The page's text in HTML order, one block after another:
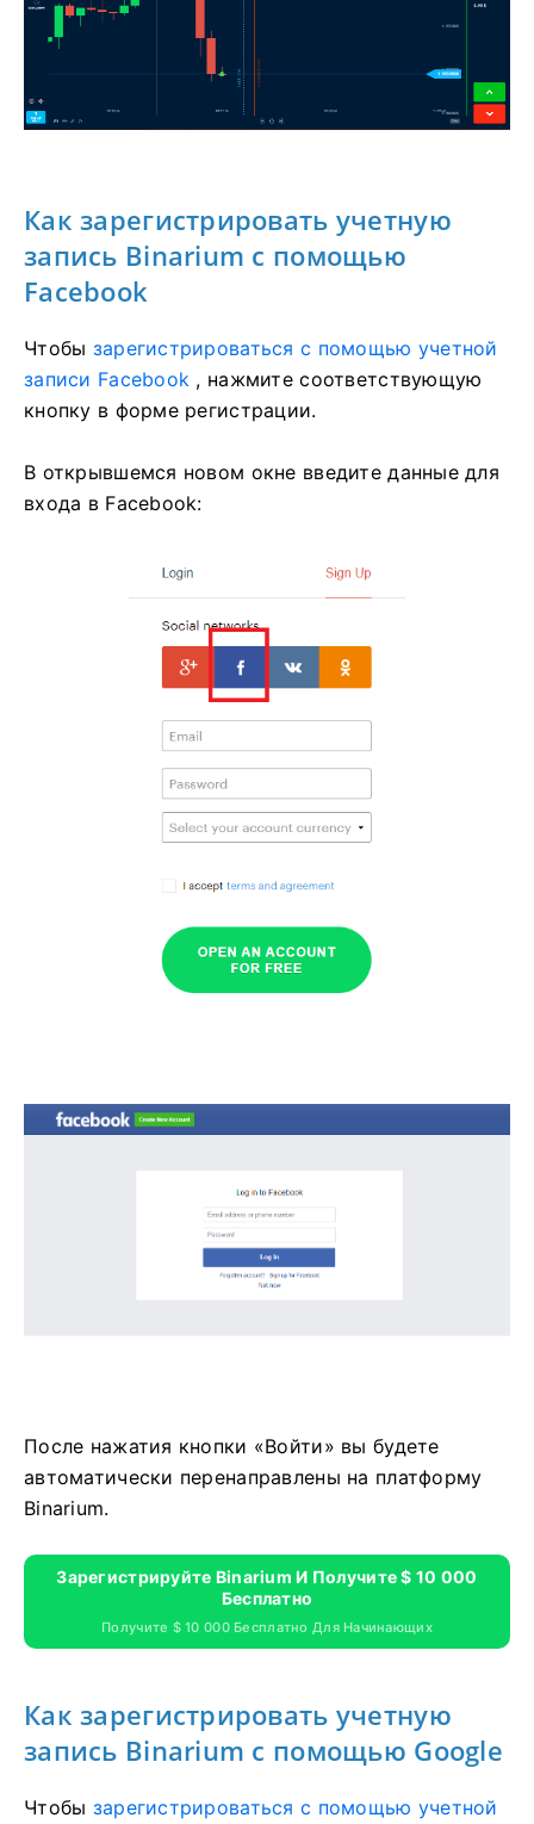
Как зарегистрировать учетную
запись Binarium с помощью
Facebook
Чтобы зарегистрироваться с помощью учетной
записи Facebook , нажмите соответствующую
кнопку в форме регистрации.
В открывшемся новом окне введите данные для
входа в Facebook:
После нажатия кнопки «Войти» вы будете
автоматически перенаправлены на платформу
Binarium.
Зарегистрируйте Binarium И Получите $ 10 000
Бесплатно
Получите $ 10 000 Бесплатно Для Начинающих
Как зарегистрировать учетную
запись Binarium с помощью Google
Чтобы зарегистрироваться с помощью учетной